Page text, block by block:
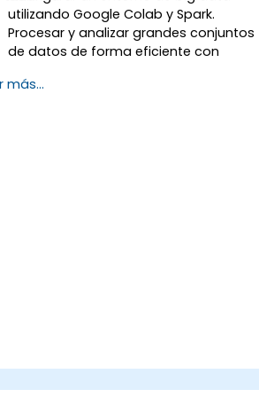
utilizando Google Colab y Spark.
Procesar y analizar grandes conjuntos
de datos de forma eficiente con
Visualizar big data en un entorno
más...